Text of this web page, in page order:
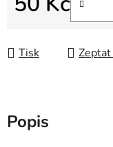
Měrná cena:
Tisk Zeptat
Popis